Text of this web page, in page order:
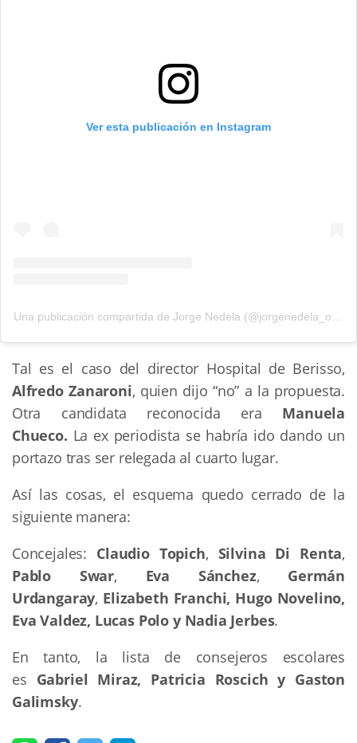
Ver esta publicación en Instagram
Una publicación compartida de Jorge Nedela (@jorgenedela_oficial)
Tal es el caso del director Hospital de Berisso,
Alfredo Zanaroni, quien dijo “no” a la propuesta.
Otra candidata reconocida era Manuela
Chueco. La ex periodista se habría ido dando un
portazo tras ser relegada al cuarto lugar.
Así las cosas, el esquema quedo cerrado de la
siguiente manera:
Concejales: Claudio Topich, Silvina Di Renta,
Pablo Swar, Eva Sánchez, Germán
Urdangaray, Elizabeth Franchi, Hugo Novelino,
Eva Valdez, Lucas Polo y Nadia Jerbes.
En tanto, la lista de consejeros escolares
es Gabriel Miraz, Patricia Roscich y Gaston
Galimsky.